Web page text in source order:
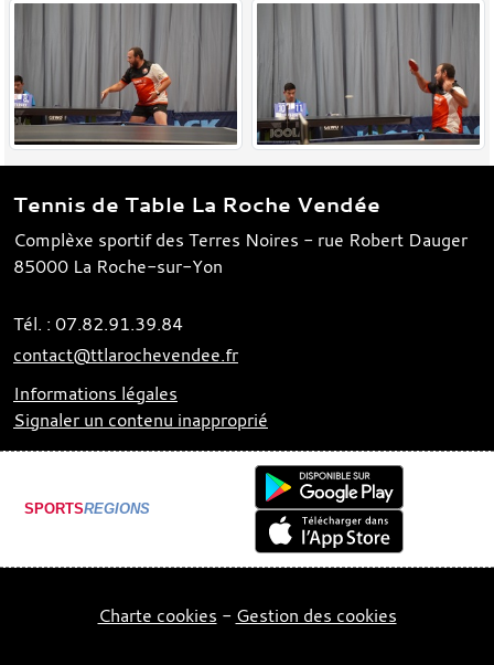
Tennis de Table La Roche Vendée
Complèxe sportif des Terres Noires - rue Robert Dauger
85000 La Roche-sur-Yon
Tél. : 07.82.91.39.84
contact@ttlarochevendee.fr
Informations légales
Signaler un contenu inapproprié
SPORTSREGIONS
Charte cookies Gestion des cookies